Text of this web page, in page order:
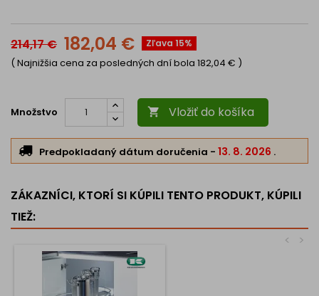
214,17 € 182,04 € Zľava 15%
( Najnižšia cena za posledných dní bola 182,04 € )
Množstvo  Vložiť do košíka
Predpokladaný dátum doručenia - 13. 8. 2026 .
ZÁKAZNÍCI, KTORÍ SI KÚPILI TENTO PRODUKT, KÚPILI
TIEŽ:
>
<